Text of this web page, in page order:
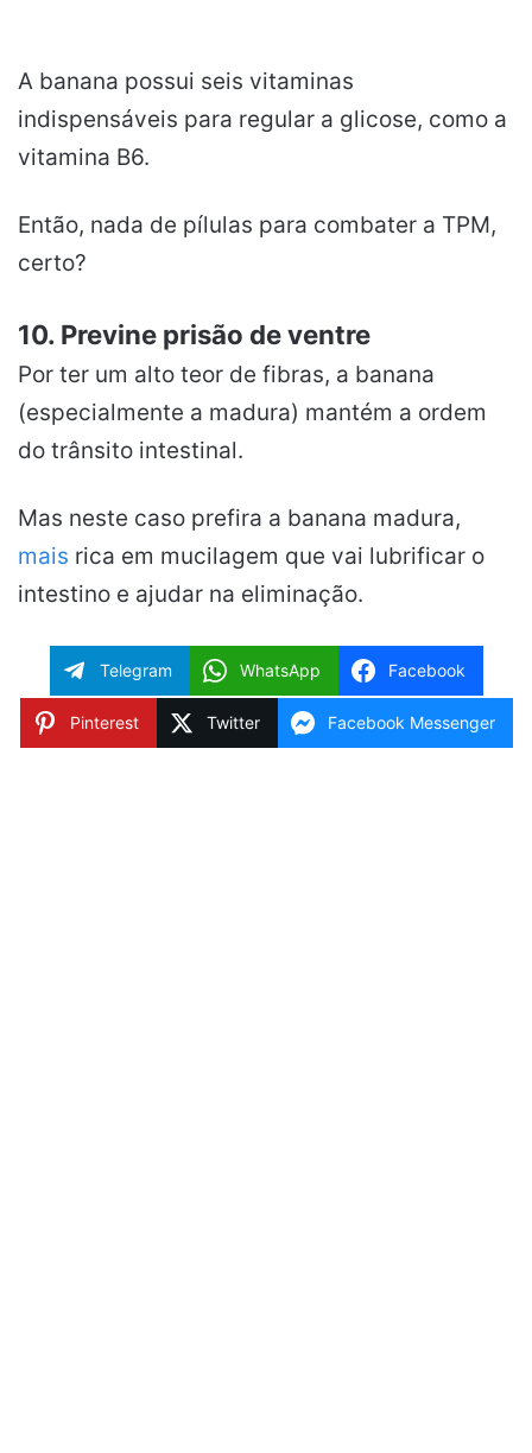
A banana possui seis vitaminas
indispensáveis para regular a glicose, como a
vitamina B6.
Então, nada de pílulas para combater a TPM,
certo?
10. Previne prisão de ventre
Por ter um alto teor de fibras, a banana
(especialmente a madura) mantém a ordem
do trânsito intestinal.
Mas neste caso prefira a banana madura,
mais rica em mucilagem que vai lubrificar o
intestino e ajudar na eliminação.
Telegram WhatsApp Facebook
Pinterest Twitter Facebook Messenger